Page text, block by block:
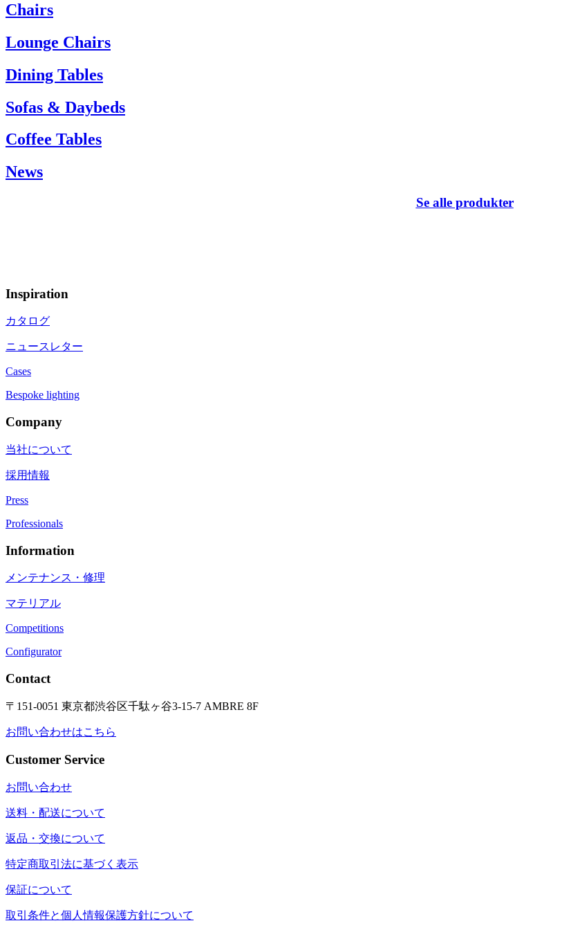
info@carlhansen.dk
Chairs
Lounge Chairs
Dining Tables
Sofas & Daybeds
Coffee Tables
News
Se alle produkter
Inspiration
カタログ
ニュースレター
Cases
Bespoke lighting
Company
当社について
採用情報
Press
Professionals
Information
メンテナンス・修理
マテリアル
Competitions
Configurator
Contact
〒151-0051 東京都渋谷区千駄ヶ谷3-15-7 AMBRE 8F
お問い合わせはこちら
Customer Service
お問い合わせ
送料・配送について
返品・交換について
特定商取引法に基づく表示
保証について
取引条件と個人情報保護方針について